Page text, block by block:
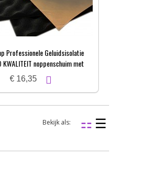
Professionele Geluidsisolatie
KWALITEIT noppenschuim met
zelfkl. laag | 3x50x100cm
€ 16,35
Bekijk als: